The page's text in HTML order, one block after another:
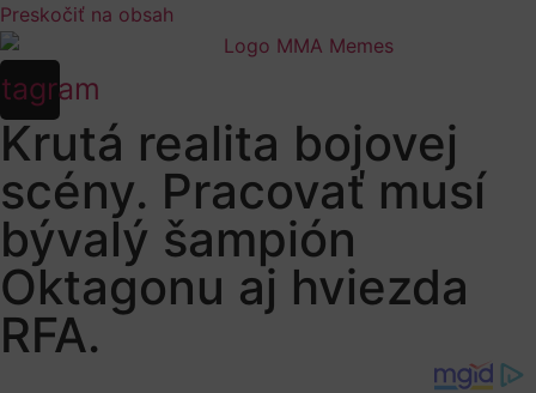
Preskočiť na obsah
Krutá realita bojovej
scény. Pracovať musí
bývalý šampión
Oktagonu aj hviezda
RFA.